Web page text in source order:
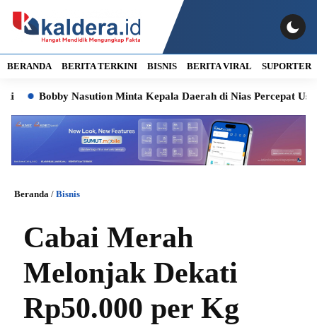
BERANDA BERITA TERKINI BISNIS BERITA VIRAL SUPORTER
Bobby Nasution Minta Kepala Daerah di Nias Percepat Usulan
Beranda / Bisnis
Cabai Merah
Melonjak Dekati
Rp50.000 per Kg